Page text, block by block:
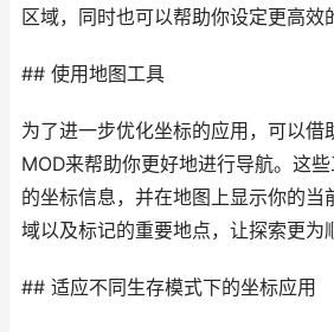
区域，同时也可以帮助你设定更高效
## 使用地图工具
为了进一步优化坐标的应用，可以借
MOD来帮助你更好地进行导航。这
的坐标信息，并在地图上显示你的当
域以及标记的重要地点，让探索更为
## 适应不同生存模式下的坐标应用